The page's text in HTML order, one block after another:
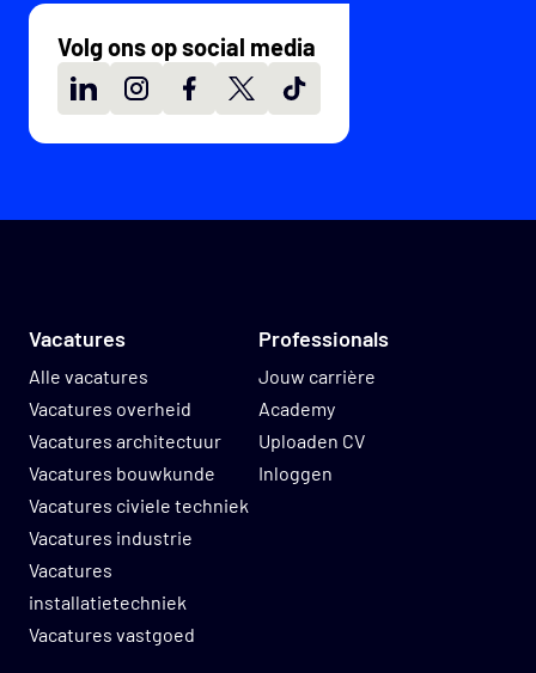
Volg ons op social media
LinkedInInstagram
Facebook
X TikTok
Vacatures
Alle vacatures
Vacatures overheid
Vacatures architectuur
Vacatures bouwkunde
Vacatures civiele techniek
Vacatures industrie
Vacatures
installatietechniek
Vacatures vastgoed
Professionals
Jouw carrière
Academy
Uploaden CV
Inloggen